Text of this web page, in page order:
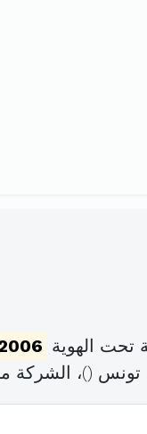
الهوية
)، الشركة